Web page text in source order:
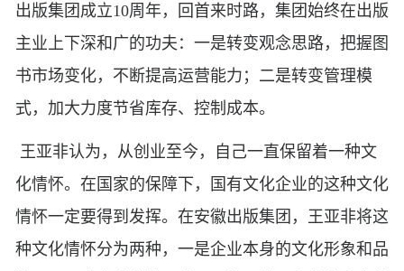
出版集团成立10周年，回首来时路，集团始终在出版
主业上下深和广的功夫：一是转变观念思路，把握图
书市场变化，不断提高运营能力；二是转变管理模
式，加大力度节省库存、控制成本。
王亚非认为，从创业至今，自己一直保留着一种文
化情怀。在国家的保障下，国有文化企业的这种文化
情怀一定要得到发挥。在安徽出版集团，王亚非将这
种文化情怀分为两种，一是企业本身的文化形象和品